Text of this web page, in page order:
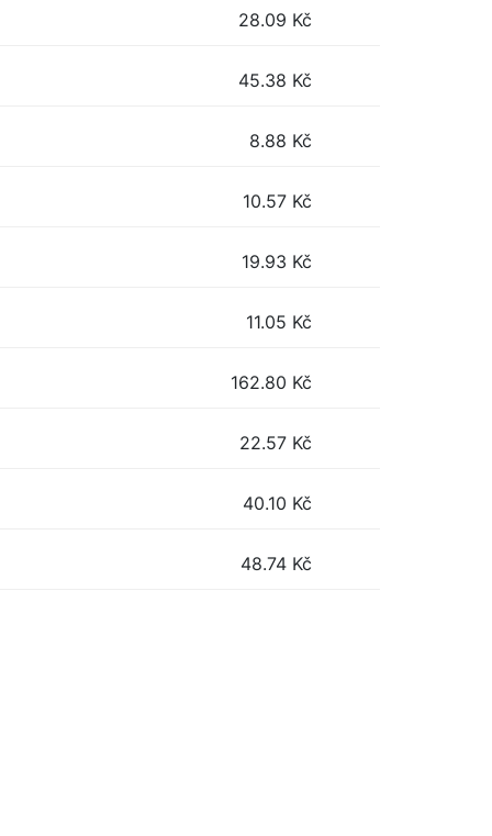
28.09 Kč
45.38 Kč
8.88 Kč
10.57 Kč
19.93 Kč
11.05 Kč
162.80 Kč
22.57 Kč
40.10 Kč
48.74 Kč